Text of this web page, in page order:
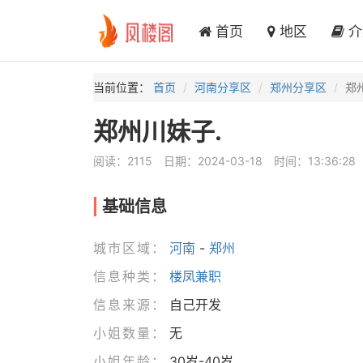
首页 地区 介
当前位置： 首页 河南分享区 郑州分享区 郑
郑州川妹子.
阅读：2115 日期：2024-03-18 时间：13:36:28
基础信息
城市区域： 河南 - 郑州
信息种类：
楼凤兼职
信息来源：
自己开发
小姐数量：
无